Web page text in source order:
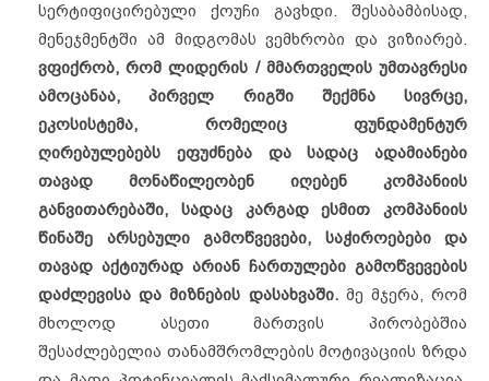
სერტიფიცირებული ქოუჩი გავხდი. შესაბამბისად,
მენეჯმენტში ამ მიდგომას ვემხრობი და ვიზიარებ.
ვფიქრობ, რომ ლიდერის / მმართველის უმთავრესი
ამოცანაა, პირველ რიგში შექმნა სივრცე,
ეკოსისტემა, რომელიც ფუნდამენტურ
ღირებულებებს ეფუძნება და სადაც ადამიანები
თავად მონაწილეობენ იღებენ კომპანიის
განვითარებაში, სადაც კარგად ესმით კომპანიის
წინაშე არსებული გამოწვევები, საჭიროებები და
თავად აქტიურად არიან ჩართულები გამოწვევების
დაძლევისა და მიზნების დასახვაში.მე მჯერა, რომ
მხოლოდ ასეთი მართვის პირობებშია
შესაძლებელია თანამშრომლების მოტივაციის ზრდა